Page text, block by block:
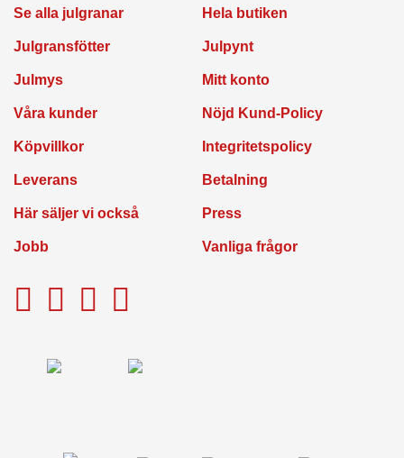
Se alla julgranar Hela butiken
Julgransfötter Julpynt
Julmys Mitt konto
Våra kunder Nöjd Kund-Policy
Köpvillkor Integritetspolicy
Leverans Betalning
Här säljer vi också Press
Jobb Vanliga frågor